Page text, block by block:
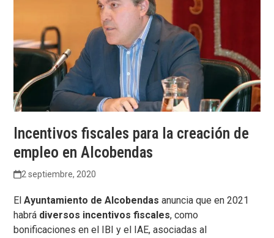
Incentivos fiscales para la creación de
empleo en Alcobendas
2 septiembre, 2020
ElAyuntamiento de Alcobendas anuncia que en 2021
habrá diversos incentivos fiscales, como
bonificaciones en el IBI y el IAE, asociadas al